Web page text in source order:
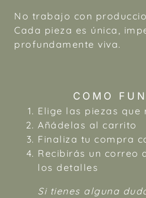
No trabajo con
Cada pieza es única,
profundamente viva.
COMO
Elige las piezas que
Añádelas al carrito
Finaliza tu compra
Recibirás un correo
los detalles
Si tienes alguna